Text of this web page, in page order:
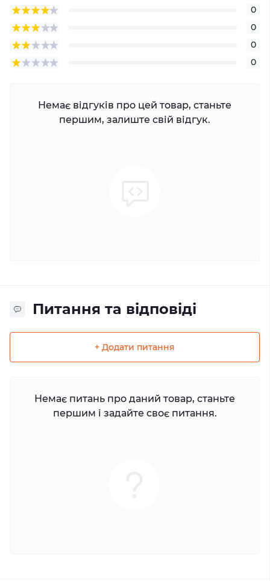
0
0
0
0
Немає відгуків про цей товар, станьте
першим, залиште свій відгук.
Питання та відповіді
+ Додати питання
Немає питань про даний товар, станьте
першим і задайте своє питання.